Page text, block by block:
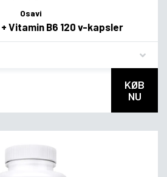
Osavi
+ Vitamin B6 120 v-kapsler
KØB
NU